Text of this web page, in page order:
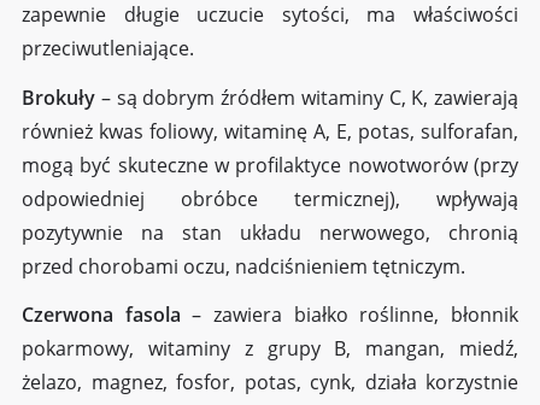
zapewnie długie uczucie sytości, ma właściwości
przeciwutleniające.
Brokuły – są dobrym źródłem witaminy C, K, zawierają
również kwas foliowy, witaminę A, E, potas, sulforafan,
mogą być skuteczne w profilaktyce nowotworów (przy
odpowiedniej obróbce termicznej), wpływają
pozytywnie na stan układu nerwowego, chronią
przed chorobami oczu, nadciśnieniem tętniczym.
Czerwona fasola – zawiera białko roślinne, błonnik
pokarmowy, witaminy z grupy B, mangan, miedź,
żelazo, magnez, fosfor, potas, cynk, działa korzystnie